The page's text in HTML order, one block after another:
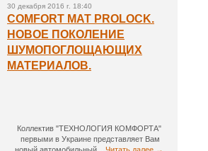
30 декабря 2016 г. 18:40
COMFORT MAT PROLOCK.
НОВОЕ ПОКОЛЕНИЕ
ШУМОПОГЛОЩАЮЩИХ
МАТЕРИАЛОВ.
Коллектив "ТЕХНОЛОГИЯ КОМФОРТА"
первыми в Украине представляет Вам